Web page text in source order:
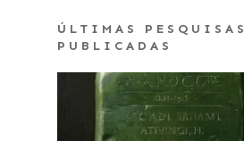
ÚLTIMAS PESQUISAS
PUBLICADAS